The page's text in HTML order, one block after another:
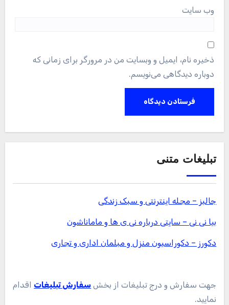
وب‌ سایت
ذخیره نام، ایمیل و وبسایت من در مرورگر برای زمانی که
دوباره دیدگاهی می‌نویسم.
تبلیغات متنی
جالبز – مجله اینترنتی و سبک زندگی
بیا نی نی – سایتی درباره نی ی ها و ماماناشون
دکورز – دکوراسیون منزل و مبلمان اداری و تجاری
جهت سفارش و درج تبلیغات از بخش سفارش تبلیغات اقدام
نمایید.